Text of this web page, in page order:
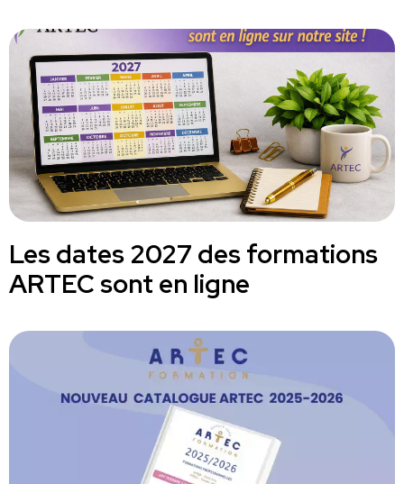
Les dates 2027 des formations
ARTEC sont en ligne